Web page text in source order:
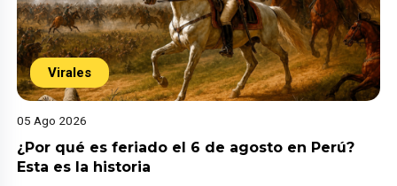
Virales
05 Ago 2026
¿Por qué es feriado el 6 de agosto en Perú?
Esta es la historia